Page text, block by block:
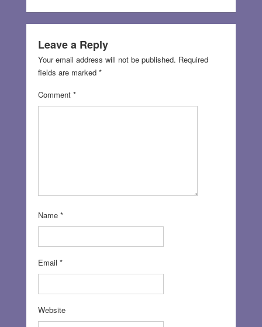
Leave a Reply
Your email address will not be published. Required
fields are marked *
Comment *
Name *
Email *
Website